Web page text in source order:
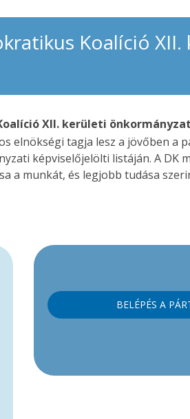
Koalíció
XII. kerületi
elnökségi tagja lesz a jövőben
képviselőjelölti listáján. A
a munkát, és legjobb tudása
BELÉPÉS A